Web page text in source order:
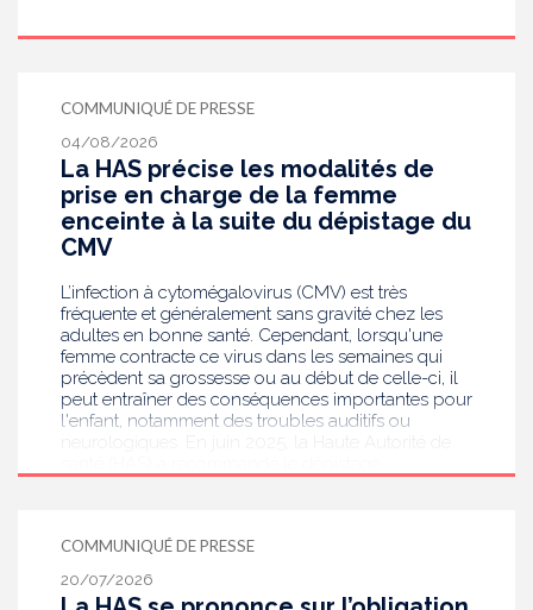
COMMUNIQUÉ DE PRESSE
04/08/2026
La HAS précise les modalités de
prise en charge de la femme
enceinte à la suite du dépistage du
CMV
L’infection à cytomégalovirus (CMV) est très
fréquente et généralement sans gravité chez les
adultes en bonne santé. Cependant, lorsqu'une
femme contracte ce virus dans les semaines qui
précèdent sa grossesse ou au début de celle-ci, il
peut entraîner des conséquences importantes pour
l'enfant, notamment des troubles auditifs ou
publie aujourd’hui des recommandations de
bonnes pratiques pour guider les professionnels
de santé dans la prise en charge des femmes
COMMUNIQUÉ DE PRESSE
20/07/2026